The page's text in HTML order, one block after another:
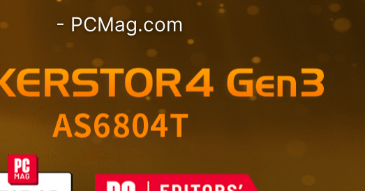
- PCMag.com
2.5GbE NAS
úložiště pro domácnost a